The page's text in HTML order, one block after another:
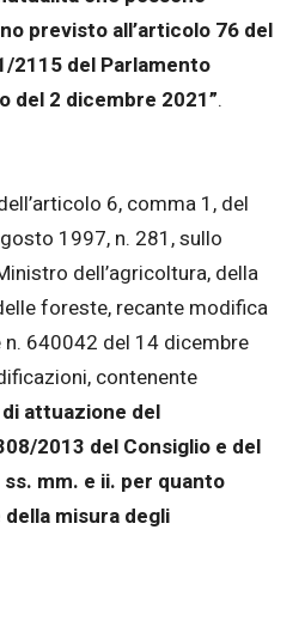
previsto all’articolo 76 del
2115 del Parlamento
del 2 dicembre 2021”.
6, comma 1, del
1997, n. 281, sullo
dell’agricoltura, della
foreste, recante modifica
640042 del 14 dicembre
contenente
attuazione del
2013 del Consiglio e del
mm. e ii. per quanto
misura degli